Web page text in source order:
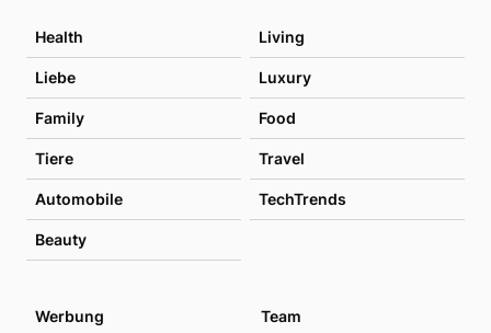
Health Living
Liebe Luxury
Family Food
Tiere Travel
Automobile TechTrends
Beauty
Werbung Team